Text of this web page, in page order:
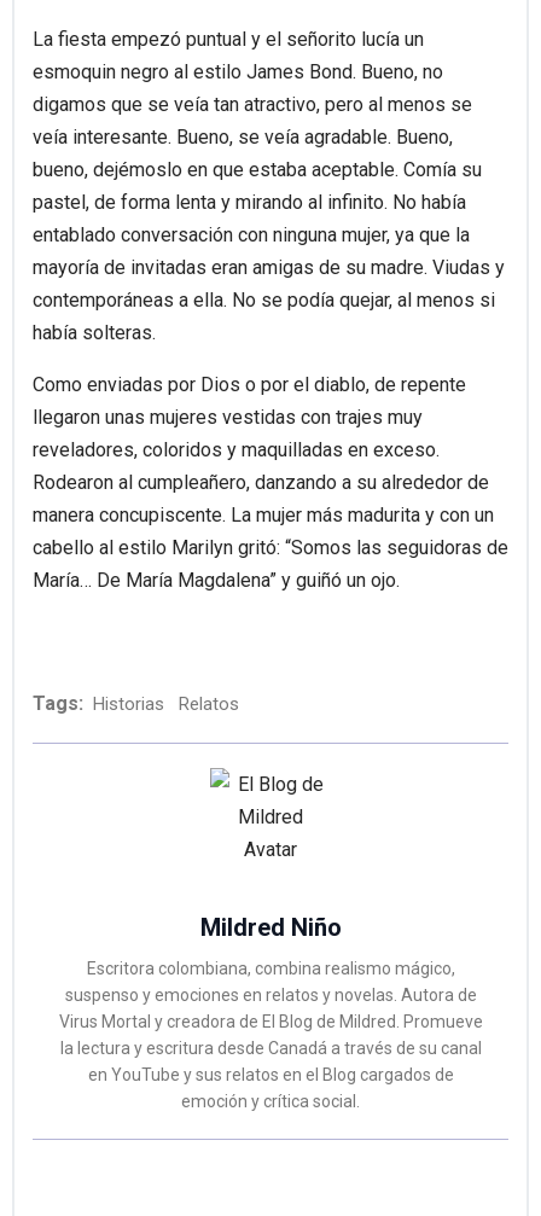
La fiesta empezó puntual y el señorito lucía un
esmoquin negro al estilo James Bond. Bueno, no
digamos que se veía tan atractivo, pero al menos se
veía interesante. Bueno, se veía agradable. Bueno,
bueno, dejémoslo en que estaba aceptable. Comía su
pastel, de forma lenta y mirando al infinito. No había
entablado conversación con ninguna mujer, ya que la
mayoría de invitadas eran amigas de su madre. Viudas y
contemporáneas a ella. No se podía quejar, al menos si
había solteras.
Como enviadas por Dios o por el diablo, de repente
llegaron unas mujeres vestidas con trajes muy
reveladores, coloridos y maquilladas en exceso.
Rodearon al cumpleañero, danzando a su alrededor de
manera concupiscente. La mujer más madurita y con un
cabello al estilo Marilyn gritó: “Somos las seguidoras de
María… De María Magdalena” y guiñó un ojo.
Tags: Historias Relatos
Mildred Niño
Escritora colombiana, combina realismo mágico,
suspenso y emociones en relatos y novelas. Autora de
Virus Mortal y creadora de El Blog de Mildred. Promueve
la lectura y escritura desde Canadá a través de su canal
en YouTube y sus relatos en el Blog cargados de
emoción y crítica social.